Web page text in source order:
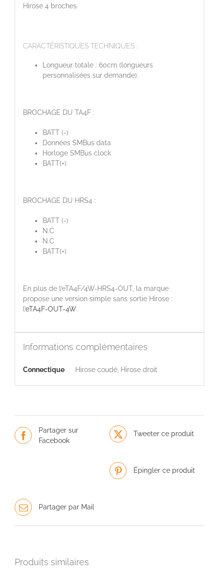
Hirose 4 broches.
CARACTÉRISTIQUES TECHNIQUES :
Longueur totale : 60cm (longueurs
personnalisées sur demande).
BROCHAGE DU TA4F :
BATT (-)
Données SMBus data
Horloge SMBus clock
BATT(+)
BROCHAGE DU HRS4 :
BATT (-)
N.C
N.C
BATT(+)
En plus de l’eTA4F/4W-HRS4-OUT, la marque
propose une version simple sans sortie Hirose :
l’eTA4F-OUT-4W.
Informations complémentaires
Connectique Hirose coudé, Hirose droit
Partager sur
Facebook
Tweeter ce produit
Épingler ce produit
Partager par Mail
Produits similaires